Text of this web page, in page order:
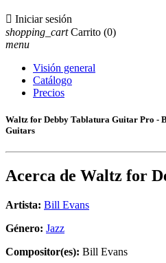
 Iniciar sesión
shopping_cart Carrito (0)
menu
Visión general
Catálogo
Precios
Waltz for Debby Tablatura Guitar Pro -
Guitars
Acerca de Waltz for
Artista: Bill Evans
Género: Jazz
Compositor(es): Bill Evans